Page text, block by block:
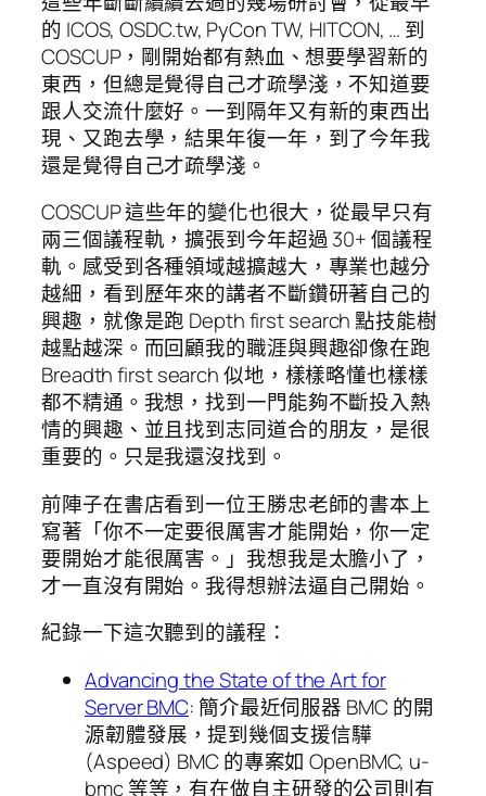
的 ICOS, OSDC.tw, PyCon TW, HITCON, … 到
COSCUP，剛開始都有熱血、想要學習新的
東西，但總是覺得自己才疏學淺，不知道要
跟人交流什麼好。一到隔年又有新的東西出
現、又跑去學，結果年復一年，到了今年我
還是覺得自己才疏學淺。
COSCUP 這些年的變化也很大，從最早只有
兩三個議程軌，擴張到今年超過 30+ 個議程
軌。感受到各種領域越擴越大，專業也越分
越細，看到歷年來的講者不斷鑽研著自己的
興趣，就像是跑 Depth first search 點技能樹
越點越深。而回顧我的職涯與興趣卻像在跑
Breadth first search 似地，樣樣略懂也樣樣
都不精通。我想，找到一門能夠不斷投入熱
情的興趣、並且找到志同道合的朋友，是很
重要的。只是我還沒找到。
前陣子在書店看到一位王勝忠老師的書本上
寫著「你不一定要很厲害才能開始，你一定
要開始才能很厲害。」我想我是太膽小了，
才一直沒有開始。我得想辦法逼自己開始。
紀錄一下這次聽到的議程：
Advancing the State of the Art for
Server BMC: 簡介最近伺服器 BMC 的開
源韌體發展，提到幾個支援信驊
(Aspeed) BMC 的專案如 OpenBMC, u-
bmc 等等，有在做自主研發的公司則有